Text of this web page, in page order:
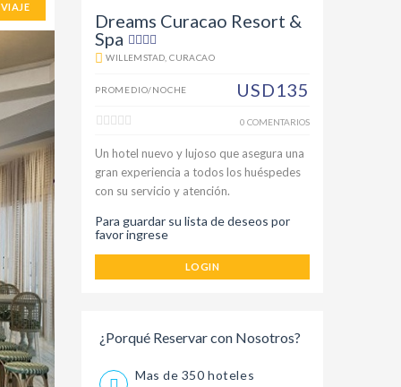
Dreams Curacao Resort &
Spa
WILLEMSTAD, CURACAO
PROMEDIO/NOCHE USD135
0 COMENTARIOS
Un hotel nuevo y lujoso que asegura una
gran experiencia a todos los huéspedes
con su servicio y atención.
Para guardar su lista de deseos por
favor ingrese
LOGIN
¿Porqué Reservar con Nosotros?
Mas de 350 hoteles